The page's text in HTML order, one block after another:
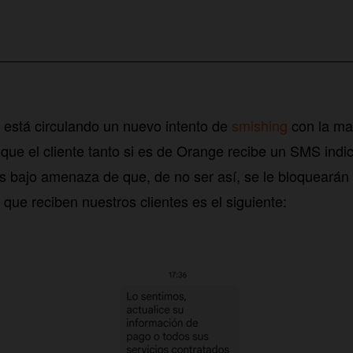
circulando un nuevo intento de smishing con la
el cliente tanto si es de Orange recibe un SMS
bajo amenaza de que, de no ser así, se le
reciben nuestros clientes es el siguiente: